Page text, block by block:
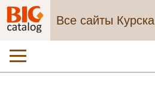
Все сайты Курска